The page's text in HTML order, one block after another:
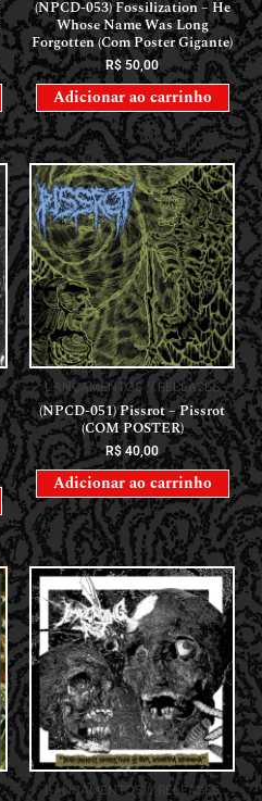
(NPCD-053) Fossilization – He
Whose Name Was Long
Forgotten (Com Poster Gigante)
R$ 50,00
Adicionar ao carrinho
LANÇAMENTOS // RELEASES
(NPCD-051) Pissrot – Pissrot
(COM POSTER)
R$40,00
Adicionar ao carrinho
LANÇAMENTOS // RELEASES